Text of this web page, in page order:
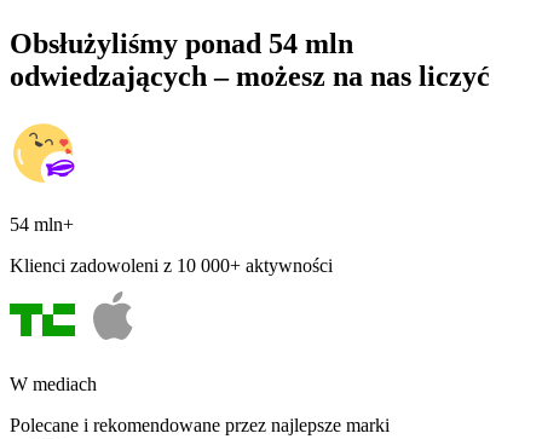
Obsłużyliśmy ponad 54 mln
odwiedzających – możesz na nas liczyć
54 mln+
Klienci zadowoleni z 10 000+ aktywności
W mediach
Polecane i rekomendowane przez najlepsze marki